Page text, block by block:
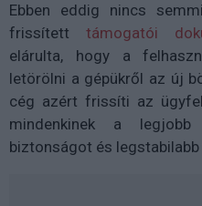
Ebben eddig nincs
frissített támogatói
elárulta, hogy a
letörölni a gépükről az új
cég azért frissíti az
mindenkinek a legjobb
biztonságot és